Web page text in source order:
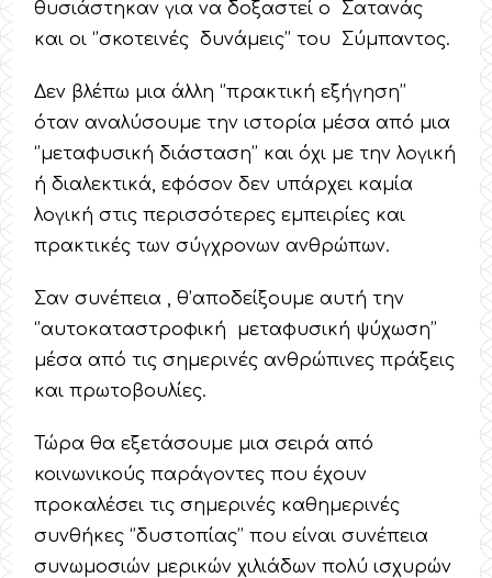
θυσιάστηκαν για να δοξαστεί ο Σατανάς
και οι ‘’σκοτεινές δυνάμεις’’ του Σύμπαντος.
Δεν βλέπω μια άλλη ‘’πρακτική εξήγηση’’
όταν αναλύσουμε την ιστορία μέσα από μια
‘’μεταφυσική διάσταση’’ και όχι με την λογική
ή διαλεκτικά, εφόσον δεν υπάρχει καμία
λογική στις περισσότερες εμπειρίες και
πρακτικές των σύγχρονων ανθρώπων.
Σαν συνέπεια , θ’αποδείξουμε αυτή την
‘’αυτοκαταστροφική μεταφυσική ψύχωση’’
μέσα από τις σημερινές ανθρώπινες πράξεις
και πρωτοβουλίες.
Τώρα θα εξετάσουμε μια σειρά από
κοινωνικούς παράγοντες που έχουν
προκαλέσει τις σημερινές καθημερινές
συνθήκες ‘’δυστοπίας’’ που είναι συνέπεια
συνωμοσιών μερικών χιλιάδων πολύ ισχυρών